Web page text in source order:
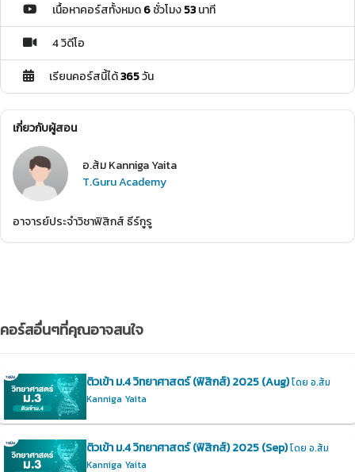
เนื้อหาคอร์สทั้งหมด6ชั่วโมง53นาที
4 วิดีโอ
เรียนคอร์สนี้ได้365วัน
เกี่ยวกับผู้สอน
อ.ส้ม Kanniga Yaita
T.Guru Academy
อาจารย์ประจำวิชาฟิสิกส์ ธีร์กูรู
คอร์สอื่นๆที่คุณอาจสนใจ
ติวเข้า ม.4 วิทยาศาสตร์ (ฟิสิกส์) 2025 (Aug)โดย อ.ส้ม
Kanniga Yaita
ติวเข้า ม.4 วิทยาศาสตร์ (ฟิสิกส์) 2025 (Sep)โดย อ.ส้ม
Kanniga Yaita